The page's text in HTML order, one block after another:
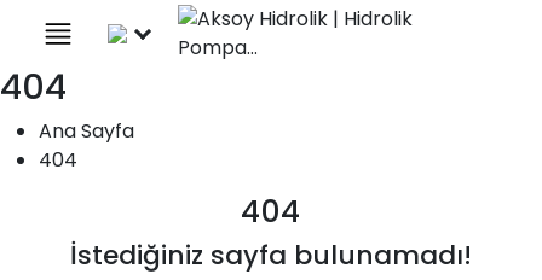
Bizi Takip Edin
404
Ana Sayfa
404
404
İstediğiniz sayfa bulunamadı!